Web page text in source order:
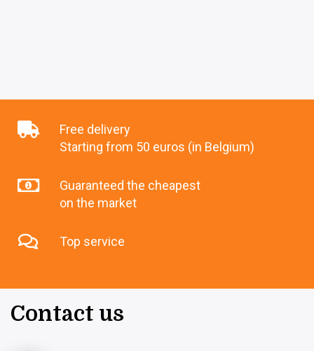
Free delivery
Starting from 50 euros (in Belgium)
Guaranteed the cheapest
on the market
Top service
Contact us